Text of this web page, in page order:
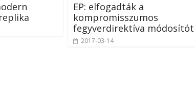
EP: elfogadták a
kompromisszumos
fegyverdirektíva módosítót
2017-03-14